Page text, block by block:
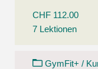
CHF 112.00
7 Lektionen
GymFit+ /